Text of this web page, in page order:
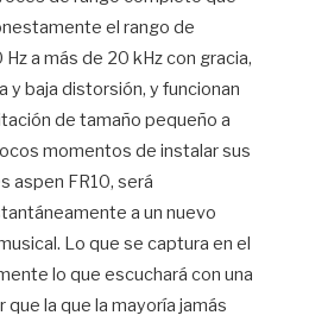
el rango de
a más de 20 kHz con gracia,
y baja distorsión, y funcionan
de tamaño pequeño a
momentos de instalar sus
aspen FR10, será
a un nuevo
Lo que se captura en el
lo que escuchará con una
la que la mayoría jamás